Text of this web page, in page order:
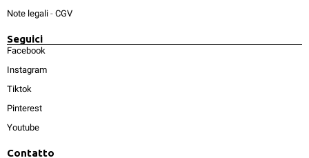
Note legali - CGV
Seguici
Facebook
Instagram
Tiktok
Pinterest
Youtube
Contatto